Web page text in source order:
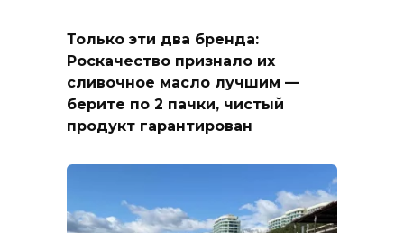
Только эти два бренда:
Роскачество признало их
сливочное масло лучшим —
берите по 2 пачки, чистый
продукт гарантирован